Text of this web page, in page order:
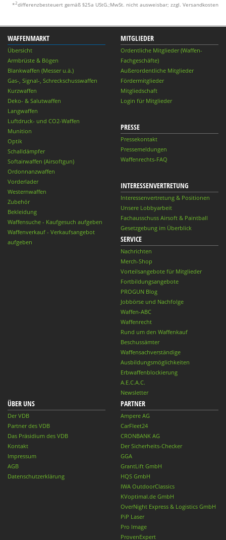
*2differenzbesteuert gemäß §25a UStG.;MwSt. nicht ausweisbar; zzgl. Versandkosten
WAFFENMARKT
Übersicht
Armbrüste & Bögen
Blankwaffen (Messer u.ä.)
Gas-, Signal-, Schreckschusswaffen
Kurzwaffen
Deko- & Salutwaffen
Langwaffen
Luftdruck- und CO2-Waffen
Munition
Optik
Schalldämpfer
Softairwaffen (Airsoftgun)
Ordonnanzwaffen
Vorderlader
Westernwaffen
Zubehör
Bekleidung
Waffensuche - Kaufgesuch aufgeben
Waffenverkauf - Verkaufsangebot
aufgeben
MITGLIEDER
Ordentliche Mitglieder (Waffen-
Fachgeschäfte)
Außerordentliche Mitglieder
Fördermitglieder
Mitgliedschaft
Login für Mitglieder
PRESSE
Pressekontakt
Pressemeldungen
Waffenrechts-FAQ
INTERESSENVERTRETUNG
Interessenvertretung & Positionen
Unsere Lobbyarbeit
Fachausschuss Airsoft & Paintball
Gesetzgebung im Überblick
SERVICE
Nachrichten
Merch-Shop
Vorteilsangebote für Mitglieder
Fortbildungsangebote
PROGUN Blog
Jobbörse und Nachfolge
Waffen-ABC
Waffenrecht
Rund um den Waffenkauf
Beschussämter
Waffensachverständige
Ausbildungsmöglichkeiten
Erbwaffenblockierung
A.E.C.A.C.
Newsletter
ÜBER UNS
Der VDB
Partner des VDB
Das Präsidium des VDB
Kontakt
Impressum
AGB
Datenschutzerklärung
PARTNER
Ampere AG
CarFleet24
CRONBANK AG
Der Sicherheits-Checker
GGA
GrantLift GmbH
HQS GmbH
IWA OutdoorClassics
KVoptimal.de GmbH
OverNight Express & Logistics GmbH
PiP Laser
Pro Image
ProvenExpert